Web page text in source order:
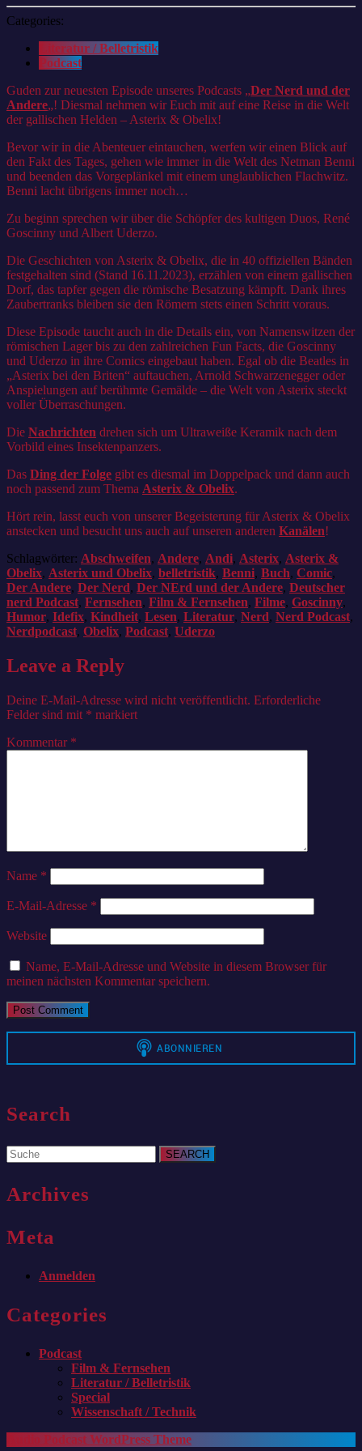
Categories:
Literatur / Belletristik
Podcast
Guden zur neuesten Episode unseres Podcasts „Der Nerd und der
Andere„! Diesmal nehmen wir Euch mit auf eine Reise in die Welt
der gallischen Helden – Asterix & Obelix!
Bevor wir in die Abenteuer eintauchen, werfen wir einen Blick auf
den Fakt des Tages, gehen wie immer in die Welt des Netman Benni
und beenden das Vorgeplänkel mit einem unglaublichen Flachwitz.
Benni lacht übrigens immer noch…
Zu beginn sprechen wir über die Schöpfer des kultigen Duos, René
Goscinny und Albert Uderzo.
Die Geschichten von Asterix & Obelix, die in 40 offiziellen Bänden
festgehalten sind (Stand 16.11.2023), erzählen von einem gallischen
Dorf, das tapfer gegen die römische Besatzung kämpft. Dank ihres
Zaubertranks bleiben sie den Römern stets einen Schritt voraus.
Diese Episode taucht auch in die Details ein, von Namenswitzen der
römischen Lager bis zu den zahlreichen Fun Facts, die Goscinny
und Uderzo in ihre Comics eingebaut haben. Egal ob die Beatles in
„Asterix bei den Briten“ auftauchen, Arnold Schwarzenegger oder
Anspielungen auf berühmte Gemälde – die Welt von Asterix steckt
voller Überraschungen.
Die Nachrichten drehen sich um Ultraweiße Keramik nach dem
Vorbild eines Insektenpanzers.
Das Ding der Folge gibt es diesmal im Doppelpack und dann auch
noch passend zum Thema Asterix & Obelix.
Hört rein, lasst euch von unserer Begeisterung für Asterix & Obelix
anstecken und besucht uns auch auf unseren anderen Kanälen!
Schlagwörter: Abschweifen, Andere, Andi, Asterix, Asterix &
Obelix, Asterix und Obelix, belletristik, Benni, Buch, Comic,
Der Andere, Der Nerd, Der NErd und der Andere, Deutscher
nerd Podcast, Fernsehen, Film & Fernsehen, Filme, Goscinny,
Humor, Idefix, Kindheit, Lesen, Literatur, Nerd, Nerd Podcast,
Nerdpodcast, Obelix, Podcast, Uderzo
Leave a Reply
Deine E-Mail-Adresse wird nicht veröffentlicht. Erforderliche
Felder sind mit * markiert
Kommentar *
Name *
E-Mail-Adresse *
Website
Name, E-Mail-Adresse und Website in diesem Browser für
meinen nächsten Kommentar speichern.
Search
Search
for:
Archives
Meta
Anmelden
Categories
Podcast
Film & Fernsehen
Literatur / Belletristik
Special
Wissenschaft / Technik
Audio Podcast WordPress Theme